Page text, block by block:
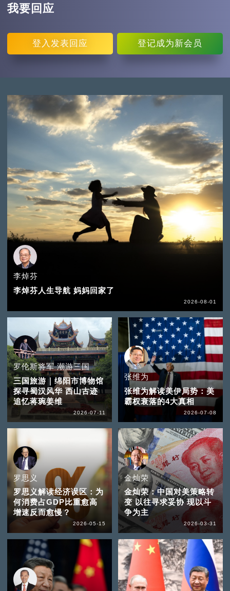
我要回应
登入 发表回应 登记成为新会员
李焯芬
李焯芬人生导航 妈妈回家了
2026-08-01
罗伦斯将军 潮游三国
三国旅游｜绵阳市博物馆
探寻蜀汉风华 西山古迹
追忆蒋琬姜维
2026-07-11
张维为
张维为解读美伊局势：美
霸权衰落的4大真相
2026-07-08
罗思义
罗思义解读经济误区：为
何消费占GDP比重愈高
增速反而愈慢？
2026-05-15
金灿荣
金灿荣：中国对美策略转
变 以往寻求妥协 现以斗
争为主
2026-03-31